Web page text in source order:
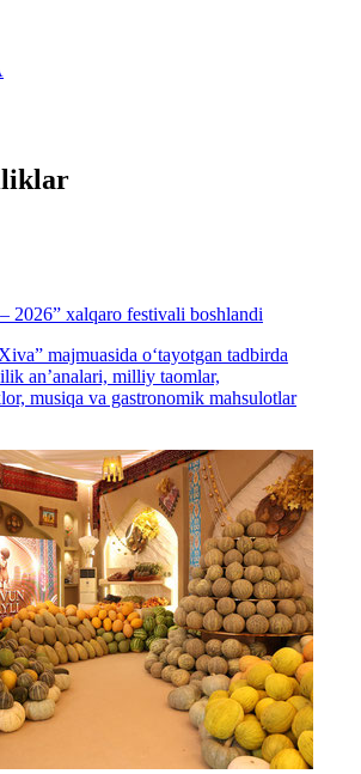
2026” xalqaro festivali boshlandi
majmuasida o‘tayotgan tadbirda
an’analari, milliy taomlar,
musiqa va gastronomik mahsulotlar